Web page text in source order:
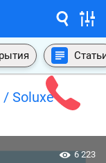
Soluxe
6 223